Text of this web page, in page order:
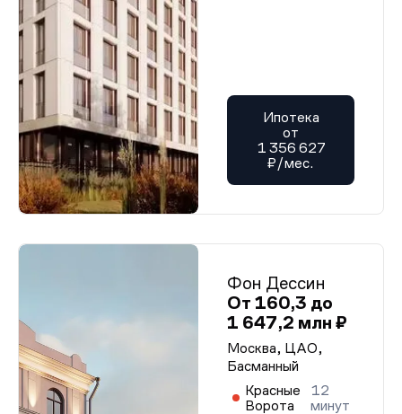
Ипотека
от
1 356 627
₽/мес.
Фон Дессин
От 160,3 до
1 647,2 млн ₽
Москва, ЦАО,
Басманный
Красные
Ворота
12
минут